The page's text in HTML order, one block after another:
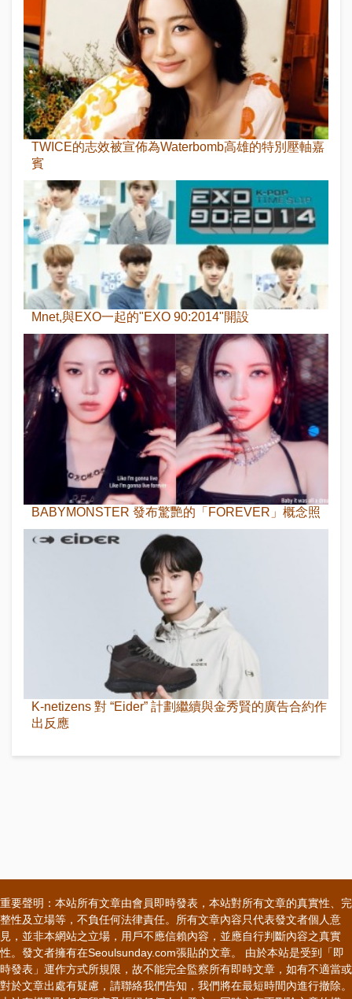
TWICE的志效被宣佈為Waterbomb高雄的特別壓軸嘉
賓
Mnet,與EXO一起的"EXO 90:2014"開設
BABYMONSTER 發布驚艷的「FOREVER」概念照
K-netizens 對 “Eider” 計劃繼續與金秀賢的廣告合約作
出反應
重要聲明：本站所有文章由會員即時發表，本站對所有文章的真實性、完
整性及立場等，不負任何法律責任。所有文章內容只代表發文者個人意
見，並非本網站之立場，用戶不應信賴內容，並應自行判斷內容之真實
性。發文者擁有在Seoulsunday.com張貼的文章。 由於本站是受到「即
時發表」運作方式所規限，故不能完全監察所有即時文章，如有不適當或
對於文章出處有疑慮，請聯絡我們告知，我們將在最短時間內進行撤除。